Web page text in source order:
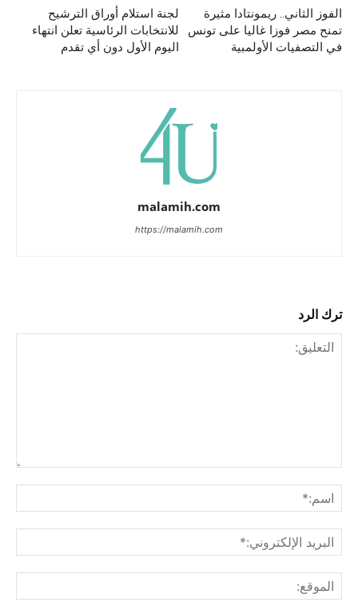
لجنة استلام أوراق الترشيح
للانتخابات الرئاسية تعلن انتهاء
اليوم الأول دون أي تقدم
الفوز الثاني.. ريمونتادا مثيرة
تمنح مصر فوزا غاليا على تونس
في التصفيات الأولمبية
malamih.com
https://malamih.com
ترك الرد